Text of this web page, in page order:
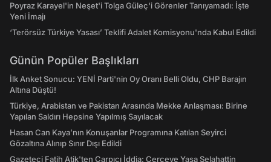
Poyraz Karayel'in Neşet'i Tolga Güleç'i Görenler Tanıyamadı: İşte
Yeni İmajı
‘Terörsüz Türkiye Yasası’ Teklifi Adalet Komisyonu'nda Kabul Edildi
Günün Popüler Başlıkları
İlk Anket Sonucu: YENİ Parti'nin Oy Oranı Belli Oldu, CHP Barajın
Altına Düştü!
Türkiye, Arabistan ve Pakistan Arasında Mekke Anlaşması: Birine
Yapılan Saldırı Hepsine Yapılmış Sayılacak
Hasan Can Kaya’nın Konuşanlar Programına Katılan Seyirci
Gözaltına Alınıp Sınır Dışı Edildi
Gazeteci Fatih Atik'ten Çarpıcı İddia: Çerçeve Yasa Selahattin